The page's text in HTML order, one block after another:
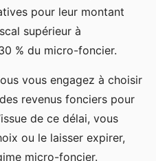
pour leur montant
supérieur à
% du micro-foncier.
vous engagez à choisir
revenus fonciers pour
de ce délai, vous
ou le laisser expirer,
micro-foncier.